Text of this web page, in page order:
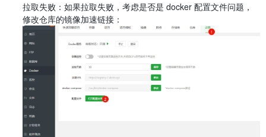
拉取失败：如果拉取失败，考虑是否是 docker 配置文件问题，
修改仓库的镜像加速链接：